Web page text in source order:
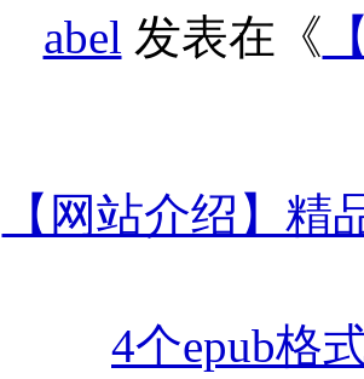
abel 发表在《
【网站介绍】
4个epub格